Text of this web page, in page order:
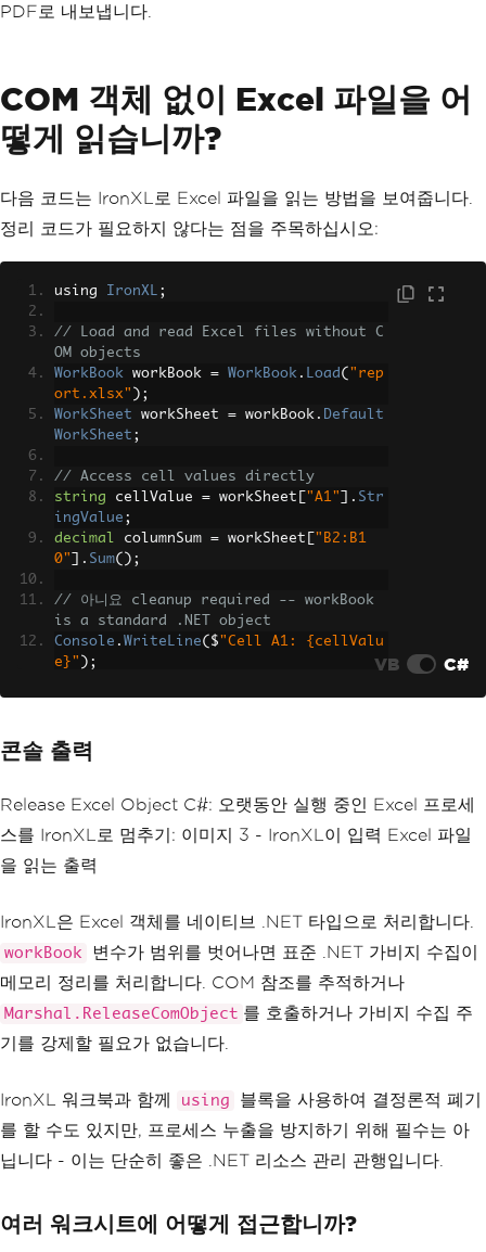
PDF로 내보냅니다.
COM 객체 없이 Excel 파일을 어
떻게 읽습니까?
다음 코드는 IronXL로 Excel 파일을 읽는 방법을 보여줍니다.
정리 코드가 필요하지 않다는 점을 주목하십시오:
using IronXL ;
// Load and read Excel files without C
OM objects
WorkBook workBook = WorkBook . Load ( "rep
ort.xlsx" );
WorkSheet workSheet = workBook . Default
WorkSheet ;
// Access cell values directly
string cellValue = workSheet "A1" ]. Str
ingValue ;
decimal columnSum = workSheet
"B2:B1
0"
]. Sum();
// 아니요 cleanup required -- workBook
is a standard .NET object
Console . WriteLine( $ "Cell A1: {cellValu
e}" );
VB C#
콘솔 출력
Release Excel Object C#: 오랫동안 실행 중인 Excel 프로세
스를 IronXL로 멈추기: 이미지 3 - IronXL이 입력 Excel 파일
을 읽는 출력
IronXL은 Excel 객체를 네이티브 .NET 타입으로 처리합니다.
workBook
변수가 범위를 벗어나면 표준 .NET 가비지 수집이
메모리 정리를 처리합니다. COM 참조를 추적하거나
Marshal.ReleaseComObject 를 호출하거나 가비지 수집 주
기를 강제할 필요가 없습니다.
IronXL 워크북과 함께 using
블록을 사용하여 결정론적 폐기
를 할 수도 있지만, 프로세스 누출을 방지하기 위해 필수는 아
닙니다 - 이는 단순히 좋은 .NET 리소스 관리 관행입니다.
여러 워크시트에 어떻게 접근합니까?